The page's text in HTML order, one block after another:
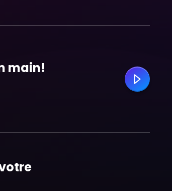
main!